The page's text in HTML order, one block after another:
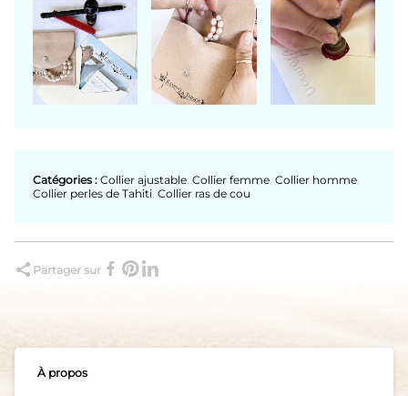
Catégories : Collier ajustable Collier femme Collier homme
Collier perles de Tahiti Collier ras de cou
Partager sur
À propos